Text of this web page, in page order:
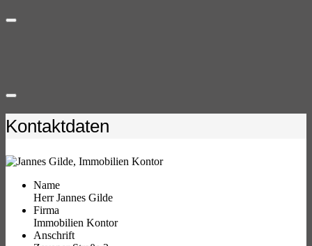
Kontaktdaten
Name
Herr Jannes Gilde
Firma
Immobilien Kontor
Anschrift